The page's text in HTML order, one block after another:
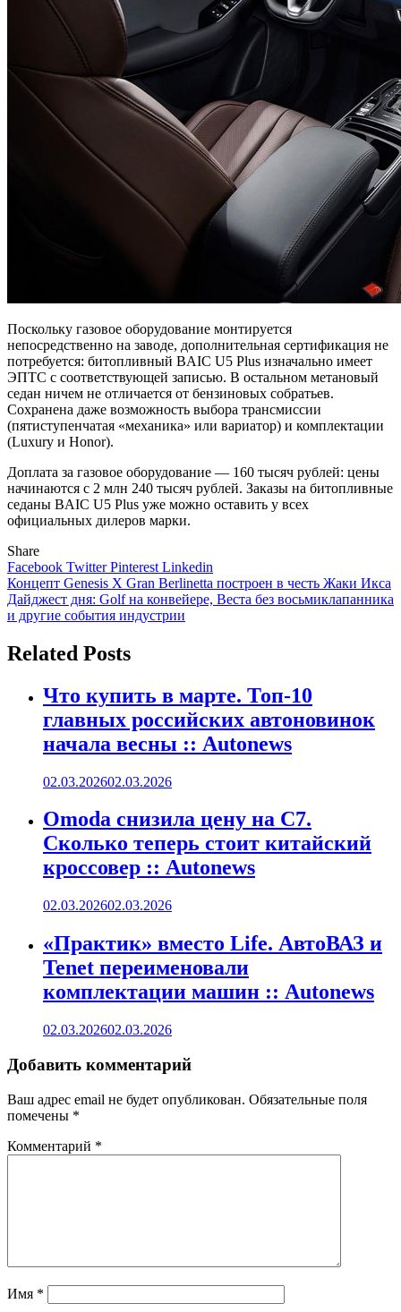
Поскольку газовое оборудование монтируется
непосредственно на заводе, дополнительная сертификация не
потребуется: битопливный BAIC U5 Plus изначально имеет
ЭПТС с соответствующей записью. В остальном метановый
седан ничем не отличается от бензиновых собратьев.
Сохранена даже возможность выбора трансмиссии
(пятиступенчатая «механика» или вариатор) и комплектации
(Luxury и Honor).
Доплата за газовое оборудование — 160 тысяч рублей: цены
начинаются с 2 млн 240 тысяч рублей. Заказы на битопливные
седаны BAIC U5 Plus уже можно оставить у всех
официальных дилеров марки.
Share
Facebook TwitterPinterest Linkedin
Навигация
по
Концепт Genesis X Gran Berlinetta построен в честь Жаки Икса
Дайджест дня: Golf на конвейере, Веста без восьмиклапанника
и другие события индустрии
Related Posts
Что купить в марте. Топ-10
главных российских автоновинок
начала весны :: Autonews
02.03.202602.03.2026
Omoda снизила цену на C7.
Сколько теперь стоит китайский
кроссовер :: Autonews
02.03.202602.03.2026
«Практик» вместо Life. АвтоВАЗ и
Tenet переименовали
комплектации машин :: Autonews
02.03.202602.03.2026
Добавить комментарий
Ваш адрес email не будет опубликован. Обязательные поля
помечены *
Комментарий *
Имя *